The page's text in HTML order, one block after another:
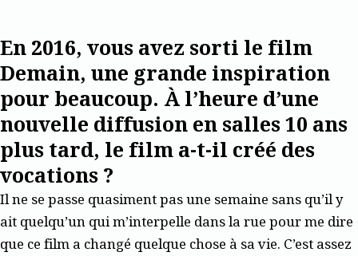
En 2016, vous avez sorti le film
Demain, une grande inspiration
pour beaucoup. À l’heure d’une
nouvelle diffusion en salles 10 ans
plus tard, le film a-t-il créé des
vocations ?
Il ne se passe quasiment pas une semaine sans qu’il y
ait quelqu’un qui m’interpelle dans la rue pour me dire
que ce film a changé quelque chose à sa vie. C’est assez